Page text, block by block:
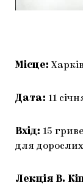
Місце:
Дата: 11
Вхід: 15
для дорослих
Лекція В.